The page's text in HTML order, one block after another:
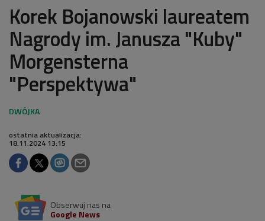
Korek Bojanowski laureatem
Nagrody im. Janusza "Kuby"
Morgensterna
"Perspektywa"
ostatnia aktualizacja:
18.11.2024 13:15
Obserwuj nas na
Google News